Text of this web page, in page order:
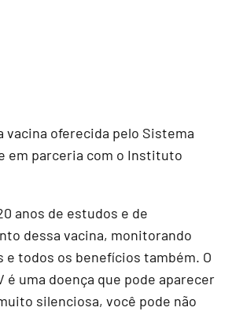
vacina oferecida pelo Sistema
em parceria com o Instituto
anos de estudos e de
dessa vacina, monitorando
e todos os benefícios também. O
é uma doença que pode aparecer
silenciosa, você pode não